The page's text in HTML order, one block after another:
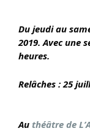
Du jeudi au
2019. Avec une
heures.
Relâches : 25
Au théâtre de